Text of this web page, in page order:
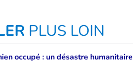
PLUS LOIN